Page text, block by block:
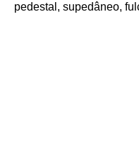
pedestal, supedâneo,